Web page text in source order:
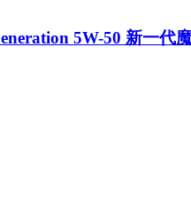
5W-50 新一代